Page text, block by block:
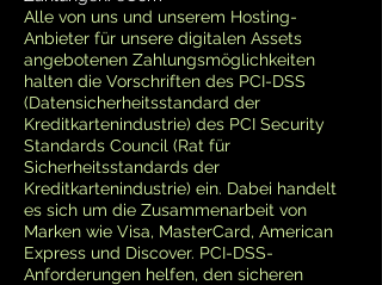
Alle von uns und unserem Hosting-
Anbieter für unsere digitalen Assets
angebotenen Zahlungsmöglichkeiten
halten die Vorschriften des PCI-DSS
(Datensicherheitsstandard der
Kreditkartenindustrie) des PCI Security
Standards Council (Rat für
Sicherheitsstandards der
Kreditkartenindustrie) ein. Dabei handelt
es sich um die Zusammenarbeit von
Marken wie Visa, MasterCard, American
Express und Discover. PCI-DSS-
Anforderungen helfen, den sicheren